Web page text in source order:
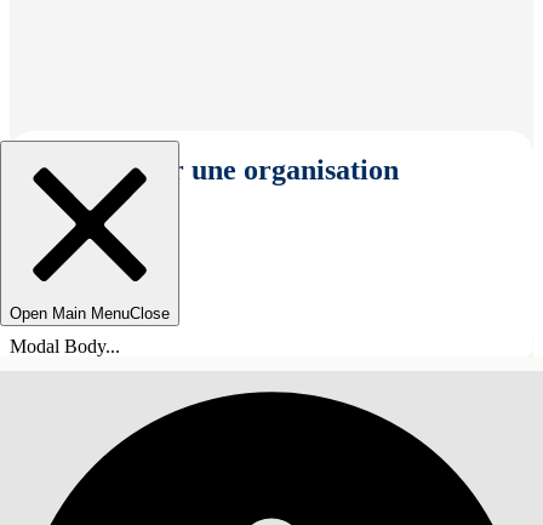
Sélectionner une organisation
Open Main MenuClose
Modal Body...